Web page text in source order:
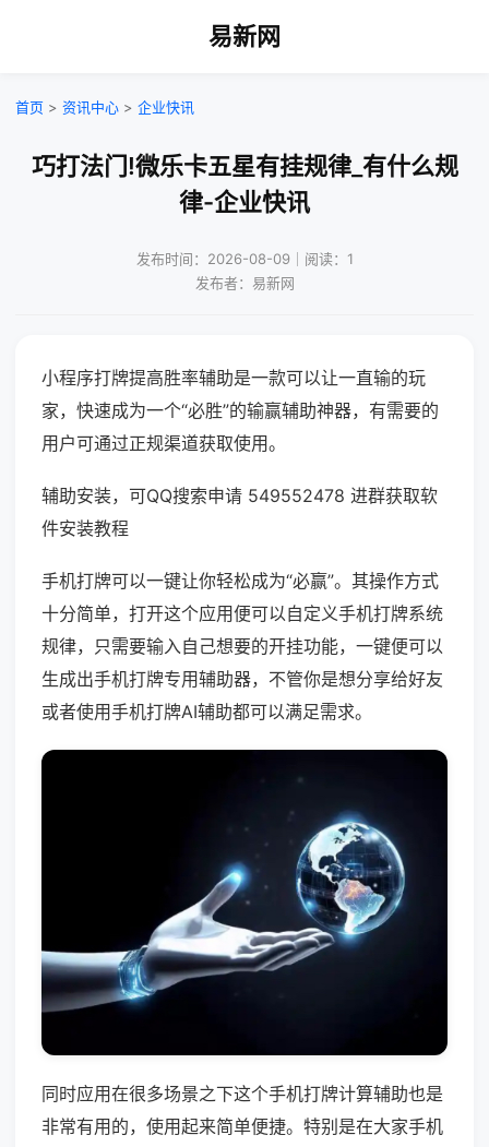
易新网
首页 > 资讯中心 > 企业快讯
巧打法门!微乐卡五星有挂规律_有什么规
律-企业快讯
发布时间：2026-08-09｜阅读：1
发布者：易新网
小程序打牌提高胜率辅助是一款可以让一直输的玩
家，快速成为一个“必胜”的输赢辅助神器，有需要的
用户可通过正规渠道获取使用。
辅助安装，可QQ搜索申请 549552478 进群获取软
件安装教程
手机打牌可以一键让你轻松成为“必赢”。其操作方式
十分简单，打开这个应用便可以自定义手机打牌系统
规律，只需要输入自己想要的开挂功能，一键便可以
生成出手机打牌专用辅助器，不管你是想分享给好友
或者使用手机打牌AI辅助都可以满足需求。
同时应用在很多场景之下这个手机打牌计算辅助也是
非常有用的，使用起来简单便捷。特别是在大家手机